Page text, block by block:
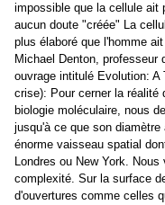
impossible que la cellule ait
aucun doute "créée" La
plus élaboré que l'homme
Michael Denton,
ouvrage intitulé Evolution:
crise): Pour cerner la réalité
biologie moléculaire, nous
jusqu'à ce que son
énorme vaisseau spatial
Londres ou New York.
complexité. Sur la surface
d'ouvertures comme celles